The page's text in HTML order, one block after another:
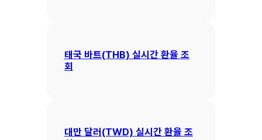
태국 바트(THB) 실시간 환율 조
회
대만 달러(TWD) 실시간 환율 조